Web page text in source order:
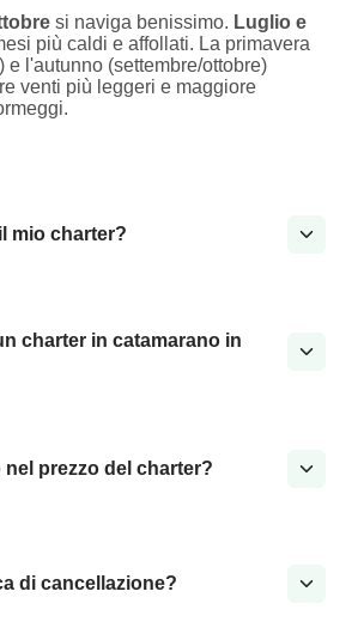
si naviga benissimo. Luglio e
più caldi e affollati. La primavera
e l'autunno (settembre/ottobre)
venti più leggeri e maggiore
mio charter?
charter in catamarano in
prezzo del charter?
di cancellazione?